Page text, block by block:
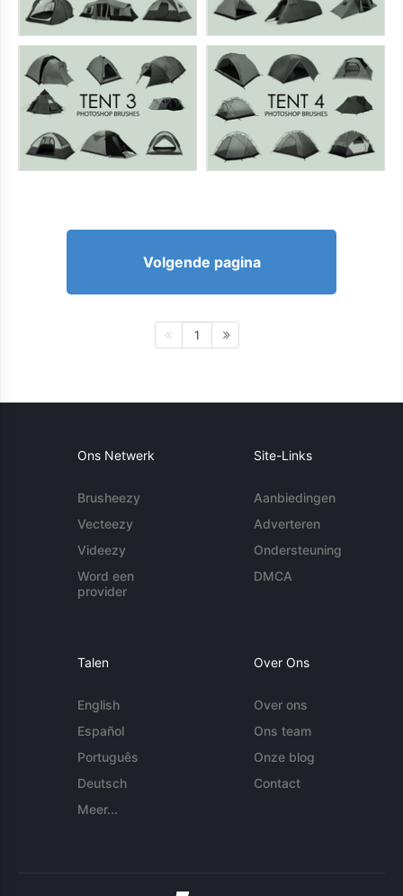
Volgende pagina
1
Ons Netwerk
Brusheezy
Vecteezy
Videezy
Word een
provider
Site-Links
Aanbiedingen
Adverteren
Ondersteuning
DMCA
Talen
English
Español
Português
Deutsch
Meer...
Over Ons
Over ons
Ons team
Onze blog
Contact